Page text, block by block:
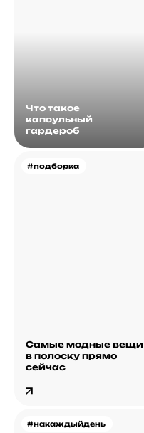
Что такое
капсульный
гардероб
#подборка
Самые модные вещи
в полоску прямо
сейчас
#накаждыйдень